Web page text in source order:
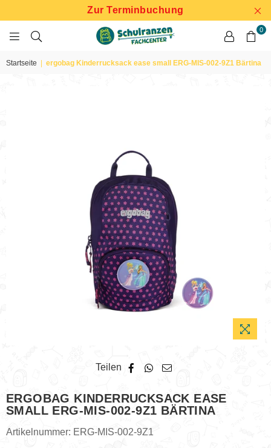
Zur Terminbuchung
FACHCENTER
0
Startseite ergobag Kinderrucksack ease small ERG-MIS-002-9Z1 Bärtina
Teilen
ERGOBAG KINDERRUCKSACK EASE
SMALL ERG-MIS-002-9Z1 BÄRTINA
Artikelnummer: ERG-MIS-002-9Z1